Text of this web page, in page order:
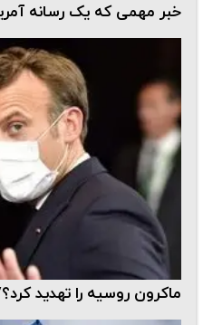
خبر مهمی که یک رسانه
ماکرون روسیه را تهدید